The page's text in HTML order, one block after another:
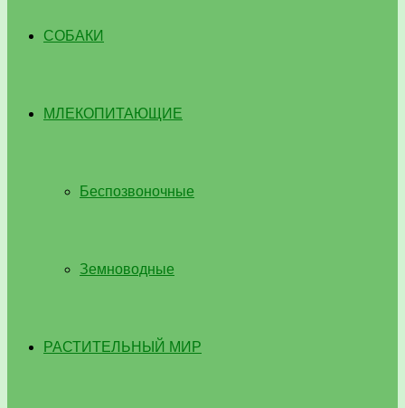
СОБАКИ
МЛЕКОПИТАЮЩИЕ
Беспозвоночные
Земноводные
РАСТИТЕЛЬНЫЙ МИР